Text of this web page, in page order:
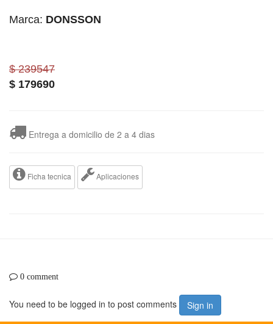
Marca: DONSSON
$ 239547
$ 179690
Entrega a domicilio de 2 a 4 dias
Ficha tecnica Aplicaciones
0 comment
You need to be logged in to post comments Sign in